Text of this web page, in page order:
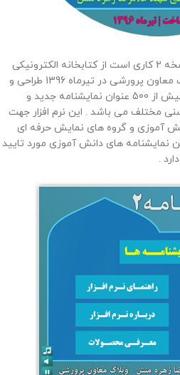
نرم افزار بانک جامع نمایشنامه نسخه 2 کاری است از کتابخانه الکترونیکی
شهید غلامرضا زهره منش و وبلاگ معاون پرورشی در تیرماه 1396 طراحی و
تولید گردید . این مجموعه دارای بیش از 500 عنوان نمایشنامه جدید و
گروه های سنی مختلف می باشد . این نرم افزار جهت
آموزی و گروه های نمایش حرفه ای
نمایشنامه های دانش آموزی مورد تایید
.